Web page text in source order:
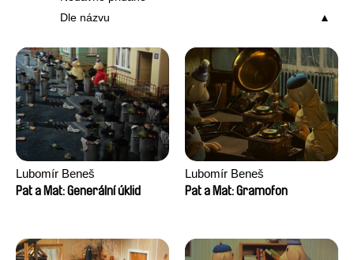
Dle názvu
Lubomír Beneš
Pat a Mat: Generální úklid
Lubomír Beneš
Pat a Mat: Gramofon